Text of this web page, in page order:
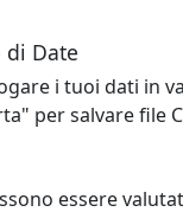
Date
i tuoi dati in
per salvare file
essere